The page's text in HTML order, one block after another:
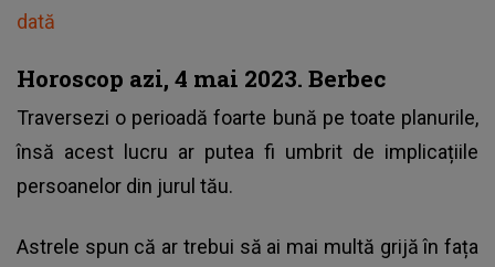
dată
Horoscop azi, 4 mai 2023. Berbec
Traversezi o perioadă foarte bună pe toate planurile,
însă acest lucru ar putea fi umbrit de implicațiile
persoanelor din jurul tău.
Astrele spun că ar trebui să ai mai multă grijă în fața